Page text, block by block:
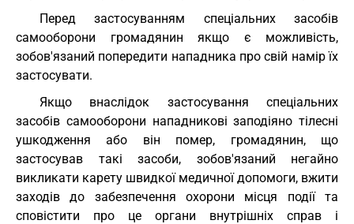
Перед застосуванням спеціальних засобів
самооборони громадянин якщо є можливість,
зобов'язаний попередити нападника про свій намір їх
застосувати.
Якщо внаслідок застосування спеціальних
засобів самооборони нападникові заподіяно тілесні
ушкодження або він помер, громадянин, що
застосував такі засоби, зобов'язаний негайно
викликати карету швидкої медичної допомоги, вжити
заходів до забезпечення охорони місця події та
сповістити про це органи внутрішніх справ і